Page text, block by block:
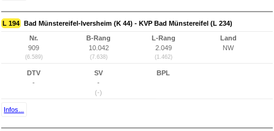
L 194 Bad Münstereifel-Iversheim (K 44) - KVP Bad Münstereifel (L 234)
Nr.
909
(6.589)
B-Rang
10.042
(7.638)
L-Rang
2.049
(1.462)
Land
NW
DTV
-
SV
-
(-)
BPL
Infos...